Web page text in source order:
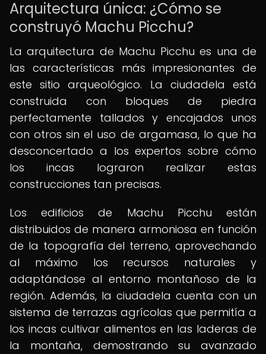
Arquitectura única: ¿Cómo se
construyó Machu Picchu?
La arquitectura de Machu Picchu es una de
las características más impresionantes de
este sitio arqueológico. La ciudadela está
construida con bloques de piedra
perfectamente tallados y encajados unos
con otros sin el uso de argamasa, lo que ha
desconcertado a los expertos sobre cómo
los incas lograron realizar estas
construcciones tan precisas.
Los edificios de Machu Picchu están
distribuidos de manera armoniosa en función
de la topografía del terreno, aprovechando
al máximo los recursos naturales y
adaptándose al entorno montañoso de la
región. Además, la ciudadela cuenta con un
sistema de terrazas agrícolas que permitía a
los incas cultivar alimentos en las laderas de
la montaña, demostrando su avanzado